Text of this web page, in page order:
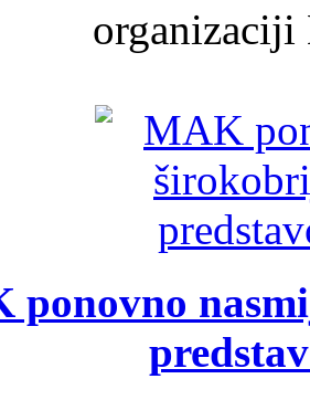
organizaciji
ponovno